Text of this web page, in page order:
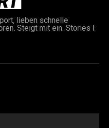
lieben schnelle
Steigt mit ein. Stories I